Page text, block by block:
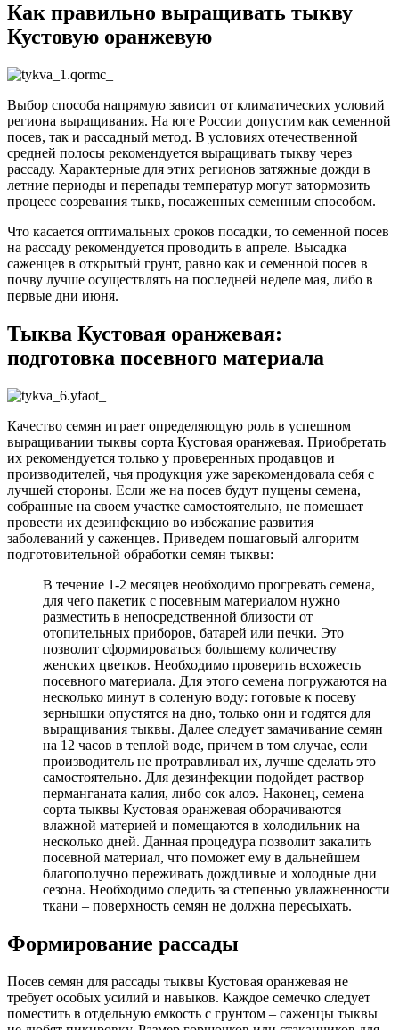
Как правильно выращивать тыкву
Кустовую оранжевую
Выбор способа напрямую зависит от климатических условий
региона выращивания. На юге России допустим как семенной
посев, так и рассадный метод. В условиях отечественной
средней полосы рекомендуется выращивать тыкву через
рассаду. Характерные для этих регионов затяжные дожди в
летние периоды и перепады температур могут затормозить
процесс созревания тыкв, посаженных семенным способом.
Что касается оптимальных сроков посадки, то семенной посев
на рассаду рекомендуется проводить в апреле. Высадка
саженцев в открытый грунт, равно как и семенной посев в
почву лучше осуществлять на последней неделе мая, либо в
первые дни июня.
Тыква Кустовая оранжевая:
подготовка посевного материала
Качество семян играет определяющую роль в успешном
выращивании тыквы сорта Кустовая оранжевая. Приобретать
их рекомендуется только у проверенных продавцов и
производителей, чья продукция уже зарекомендовала себя с
лучшей стороны. Если же на посев будут пущены семена,
собранные на своем участке самостоятельно, не помешает
провести их дезинфекцию во избежание развития
заболеваний у саженцев. Приведем пошаговый алгоритм
подготовительной обработки семян тыквы:
В течение 1-2 месяцев необходимо прогревать семена,
для чего пакетик с посевным материалом нужно
разместить в непосредственной близости от
отопительных приборов, батарей или печки. Это
позволит сформироваться большему количеству
женских цветков. Необходимо проверить всхожесть
посевного материала. Для этого семена погружаются на
несколько минут в соленую воду: готовые к посеву
зернышки опустятся на дно, только они и годятся для
выращивания тыквы. Далее следует замачивание семян
на 12 часов в теплой воде, причем в том случае, если
производитель не протравливал их, лучше сделать это
самостоятельно. Для дезинфекции подойдет раствор
перманганата калия, либо сок алоэ. Наконец, семена
сорта тыквы Кустовая оранжевая оборачиваются
влажной материей и помещаются в холодильник на
несколько дней. Данная процедура позволит закалить
посевной материал, что поможет ему в дальнейшем
благополучно переживать дождливые и холодные дни
сезона. Необходимо следить за степенью увлажненности
ткани – поверхность семян не должна пересыхать.
Формирование рассады
Посев семян для рассады тыквы Кустовая оранжевая не
требует особых усилий и навыков. Каждое семечко следует
поместить в отдельную емкость с грунтом – саженцы тыквы